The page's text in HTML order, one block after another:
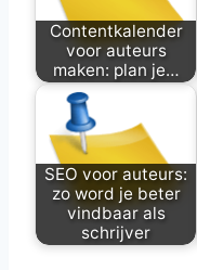
Contentkalender
voor auteurs
maken: plan je…
Boekmarketing
zonder gedoe
Contentkalender
voor auteurs
maken: zo plan
je…
SEO voor auteurs:
zo word je beter
vindbaar als
schrijver